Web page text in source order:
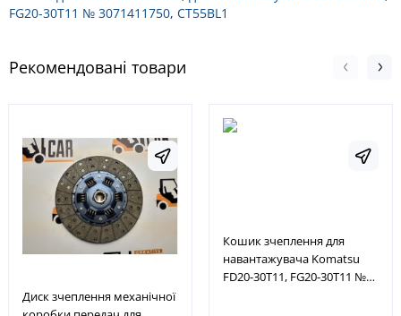
FG20-30T11 № 3071411750, CT55BL1
Рекомендовані товари
Диск зчеплення механічної
Кошик зчеплення для
навантажувача Komatsu
FD20-30T11, FG20-30T11 №